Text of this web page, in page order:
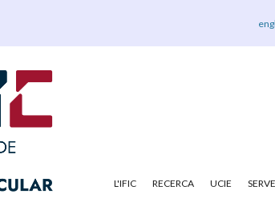
L'IFIC RECERCA UCIE